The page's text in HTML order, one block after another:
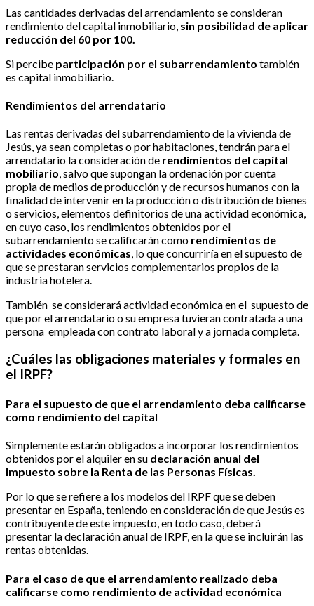
Las cantidades derivadas del arrendamiento se consideran
rendimiento del capital inmobiliario, sin posibilidad de aplicar
reducción del 60 por 100.
Si percibe participación por el subarrendamiento también
es capital inmobiliario.
Rendimientos del arrendatario
Las rentas derivadas del subarrendamiento de la vivienda de
Jesús, ya sean completas o por habitaciones, tendrán para el
arrendatario la consideración de rendimientos del capital
mobiliario, salvo que supongan la ordenación por cuenta
propia de medios de producción y de recursos humanos con la
finalidad de intervenir en la producción o distribución de bienes
o servicios, elementos definitorios de una actividad económica,
en cuyo caso, los rendimientos obtenidos por el
subarrendamiento se calificarán como rendimientos de
actividades económicas, lo que concurriría en el supuesto de
que se prestaran servicios complementarios propios de la
industria hotelera.
También se considerará actividad económicaen el supuesto de
que por el arrendatario o su empresa tuvieran contratada a una
persona empleada con contrato laboral y a jornada completa.
¿Cuáles las obligaciones materiales y formales en
el IRPF?
Para el supuesto de que el arrendamiento deba calificarse
como rendimiento del capital
Simplemente estarán obligados a incorporar los rendimientos
obtenidos por el alquiler en su declaración anual del
Impuesto sobre la Renta de las Personas Físicas.
Por lo que se refiere a los modelos del IRPF que se deben
presentar en España, teniendo en consideración de que Jesús es
contribuyente de este impuesto, en todo caso, deberá
presentar la declaración anual de IRPF, en la que se incluirán las
rentas obtenidas.
Para el caso de que el arrendamiento realizado deba
calificarse como rendimiento de actividad económica